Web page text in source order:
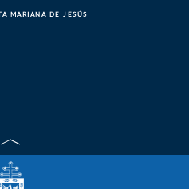
MARIANA DE JESÚS